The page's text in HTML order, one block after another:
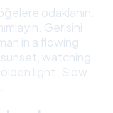
odaklanın.
Gerisini
in a flowing
watching
light. Slow